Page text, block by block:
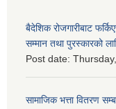
बैदेशिक रोजगारीबाट
सम्मान तथा पुरस्कारको
Post date:
सामाजिक भत्ता वितरण